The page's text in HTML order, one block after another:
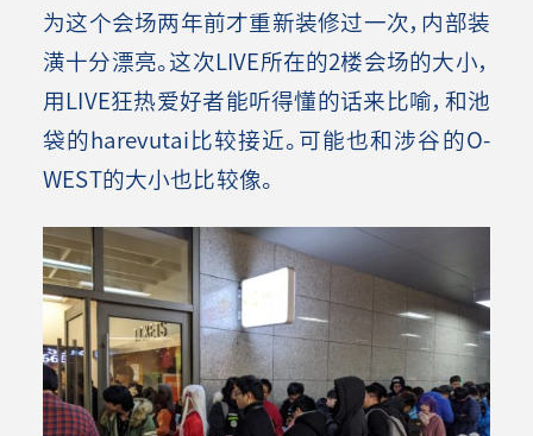
为这个会场两年前才重新装修过一次，内部装
潢十分漂亮。这次LIVE所在的2楼会场的大小，
用LIVE狂热爱好者能听得懂的话来比喻，和池
袋的harevutai比较接近。可能也和涉谷的O-
WEST的大小也比较像。